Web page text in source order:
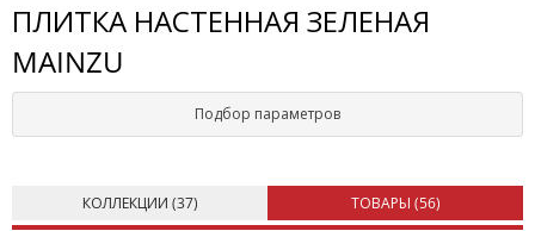
ПЛИТКА НАСТЕННАЯ ЗЕЛЕНАЯ
MAINZU
Подбор параметров
КОЛЛЕКЦИИ (37) ТОВАРЫ (56)